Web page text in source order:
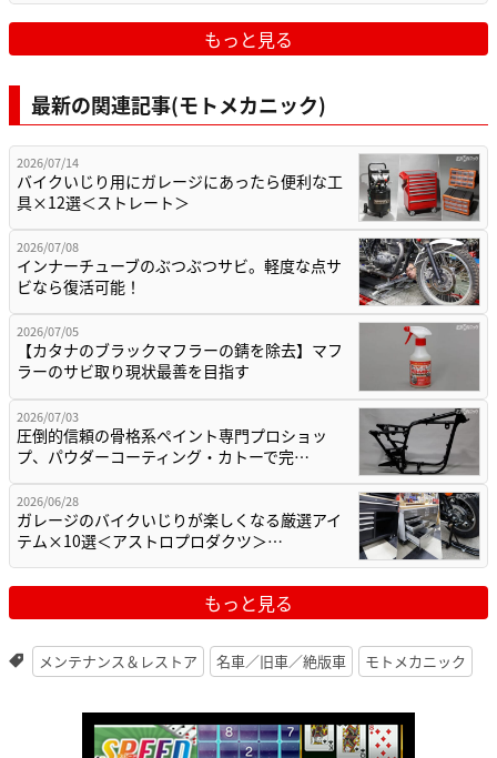
もっと見る
最新の関連記事(モトメカニック)
2026/07/14
バイクいじり用にガレージにあったら便利な工
具×12選＜ストレート＞
2026/07/08
インナーチューブのぶつぶつサビ。軽度な点サ
ビなら復活可能！
2026/07/05
【カタナのブラックマフラーの錆を除去】マフ
ラーのサビ取り現状最善を目指す
2026/07/03
圧倒的信頼の骨格系ペイント専門プロショッ
プ、パウダーコーティング・カトーで完…
2026/06/28
ガレージのバイクいじりが楽しくなる厳選アイ
テム×10選＜アストロプロダクツ＞…
もっと見る
メンテナンス＆レストア 名車／旧車／絶版車 モトメカニック